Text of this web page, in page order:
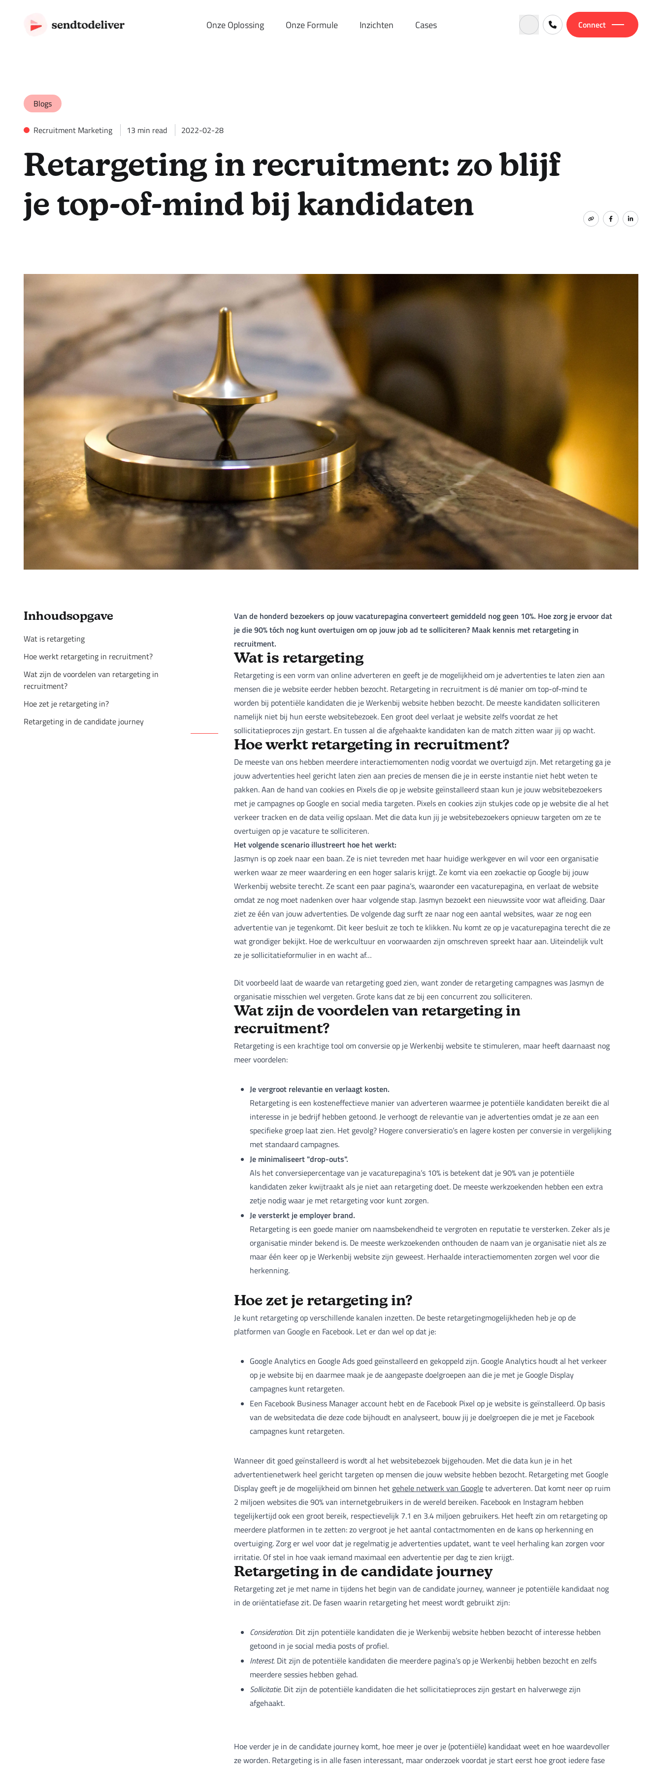
Onze Oplossing Onze Formule Inzichten Cases Connect
Blogs
Recruitment Marketing 13 min read 2022-02-28
Retargeting in recruitment: zo blijf
je top-of-mind bij kandidaten
Inhoudsopgave
Wat is retargeting
Hoe werkt retargeting in recruitment?
Wat zijn de voordelen van retargeting in
recruitment?
Hoe zet je retargeting in?
Retargeting in de candidate journey
Van de honderd bezoekers op jouw vacaturepagina converteert gemiddeld nog geen 10%. Hoe zorg je ervoor dat
je die 90% tóch nog kunt overtuigen om op jouw job ad te solliciteren? Maak kennis met retargeting in
recruitment.
Wat is retargeting
Retargeting is een vorm van online adverteren en geeft je de mogelijkheid om je advertenties te laten zien aan
mensen die je website eerder hebben bezocht. Retargeting in recruitment is dé manier om top-of-mind te
worden bij potentiële kandidaten die je Werkenbij website hebben bezocht. De meeste kandidaten solliciteren
namelijk niet bij hun eerste websitebezoek. Een groot deel verlaat je website zelfs voordat ze het
sollicitatieproces zijn gestart. En tussen al die afgehaakte kandidaten kan de match zitten waar jij op wacht.
Hoe werkt retargeting in recruitment?
De meeste van ons hebben meerdere interactiemomenten nodig voordat we overtuigd zijn. Met retargeting ga je
jouw advertenties heel gericht laten zien aan precies de mensen die je in eerste instantie niet hebt weten te
pakken. Aan de hand van cookies en Pixels die op je website geïnstalleerd staan kun je jouw websitebezoekers
met je campagnes op Google en social media targeten. Pixels en cookies zijn stukjes code op je website die al het
verkeer tracken en de data veilig opslaan. Met die data kun jij je websitebezoekers opnieuw targeten om ze te
overtuigen op je vacature te solliciteren.
Het volgende scenario illustreert hoe het werkt:
Jasmyn is op zoek naar een baan. Ze is niet tevreden met haar huidige werkgever en wil voor een organisatie
werken waar ze meer waardering en een hoger salaris krijgt. Ze komt via een zoekactie op Google bij jouw
Werkenbij website terecht. Ze scant een paar pagina’s, waaronder een vacaturepagina, en verlaat de website
omdat ze nog moet nadenken over haar volgende stap. Jasmyn bezoekt een nieuwssite voor wat afleiding. Daar
ziet ze één van jouw advertenties. De volgende dag surft ze naar nog een aantal websites, waar ze nog een
advertentie van je tegenkomt. Dit keer besluit ze toch te klikken. Nu komt ze op je vacaturepagina terecht die ze
wat grondiger bekijkt. Hoe de werkcultuur en voorwaarden zijn omschreven spreekt haar aan. Uiteindelijk vult
ze je sollicitatieformulier in en wacht af…
Dit voorbeeld laat de waarde van retargeting goed zien, want zonder de retargeting campagnes was Jasmyn de
organisatie misschien wel vergeten. Grote kans dat ze bij een concurrent zou solliciteren.
Wat zijn de voordelen van retargeting in
recruitment?
Retargeting is een krachtige tool om conversie op je Werkenbij website te stimuleren, maar heeft daarnaast nog
meer voordelen:
Je vergroot relevantie en verlaagt kosten.
Retargeting is een kosteneffectieve manier van adverteren waarmee je potentiële kandidaten bereikt die al
interesse in je bedrijf hebben getoond. Je verhoogt de relevantie van je advertenties omdat je ze aan een
specifieke groep laat zien. Het gevolg? Hogere conversieratio’s en lagere kosten per conversie in vergelijking
met standaard campagnes.
Je minimaliseert "drop-outs".
Als het conversiepercentage van je vacaturepagina’s 10% is betekent dat je 90% van je potentiële
kandidaten zeker kwijtraakt als je niet aan retargeting doet. De meeste werkzoekenden hebben een extra
zetje nodig waar je met retargeting voor kunt zorgen.
Je versterkt je employer brand.
Retargeting is een goede manier om naamsbekendheid te vergroten en reputatie te versterken. Zeker als je
organisatie minder bekend is. De meeste werkzoekenden onthouden de naam van je organisatie niet als ze
maar één keer op je Werkenbij website zijn geweest. Herhaalde interactiemomenten zorgen wel voor die
herkenning.
Hoe zet je retargeting in?
Je kunt retargeting op verschillende kanalen inzetten. De beste retargetingmogelijkheden heb je op de
platformen van Google en Facebook. Let er dan wel op dat je:
Google Analytics en Google Ads goed geïnstalleerd en gekoppeld zijn. Google Analytics houdt al het verkeer
op je website bij en daarmee maak je de aangepaste doelgroepen aan die je met je Google Display
campagnes kunt retargeten.
Een Facebook Business Manager account hebt en de Facebook Pixel op je website is geïnstalleerd. Op basis
van de websitedata die deze code bijhoudt en analyseert, bouw jij je doelgroepen die je met je Facebook
campagnes kunt retargeten.
Wanneer dit goed geïnstalleerd is wordt al het websitebezoek bijgehouden. Met die data kun je in het
advertentienetwerk heel gericht targeten op mensen die jouw website hebben bezocht. Retargeting met Google
Display geeft je de mogelijkheid om binnen het gehele netwerk van Googlete adverteren. Dat komt neer op ruim
2 miljoen websites die 90% van internetgebruikers in de wereld bereiken. Facebook en Instagram hebben
tegelijkertijd ook een groot bereik, respectievelijk 7.1 en 3.4 miljoen gebruikers. Het heeft zin om retargeting op
meerdere platformen in te zetten: zo vergroot je het aantal contactmomenten en de kans op herkenning en
overtuiging. Zorg er wel voor dat je regelmatig je advertenties updatet, want te veel herhaling kan zorgen voor
irritatie. Of stel in hoe vaak iemand maximaal een advertentie per dag te zien krijgt.
Retargeting in de candidate journey
Retargeting zet je met name in tijdens het begin van de candidate journey, wanneer je potentiële kandidaat nog
in de oriëntatiefase zit. De fasen waarin retargeting het meest wordt gebruikt zijn:
Consideration.Dit zijn potentiële kandidaten die je Werkenbij website hebben bezocht of interesse hebben
getoond in je social media posts of profiel.
Interest.Dit zijn de potentiële kandidaten die meerdere pagina’s op je Werkenbij hebben bezocht en zelfs
meerdere sessies hebben gehad.
Sollicitatie.Dit zijn de potentiële kandidaten die het sollicitatieproces zijn gestart en halverwege zijn
afgehaakt.
Hoe verder je in de candidate journey komt, hoe meer je over je (potentiële) kandidaat weet en hoe waardevoller
ze worden. Retargeting is in alle fasen interessant, maar onderzoek voordat je start eerst hoe groot iedere fase